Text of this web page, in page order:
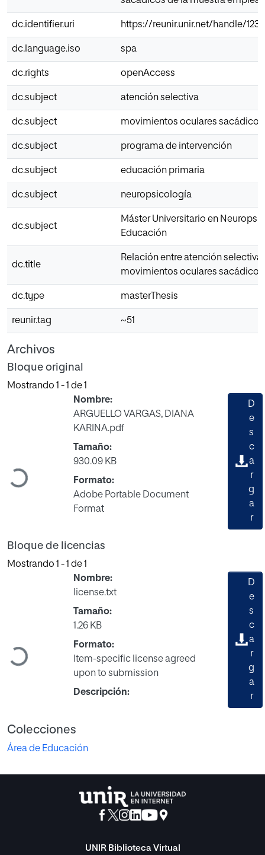
dc.identifier.uri https://reunir.unir.net/handle/
dc.language.iso spa
dc.rights openAccess
dc.subject atención selectiva
dc.subject movimientos oculares sacádicos
dc.subject programa de intervención
dc.subject educación primaria
dc.subject neuropsicología
dc.subject
Máster Universitario en
Educación
dc.title
Relación entre atención selectiva
movimientos oculares sacádicos
dc.type masterThesis
reunir.tag ~51
Archivos
Bloque original
Mostrando 1 - 1 de 1
Cargando...
Nombre:
ARGUELLO VARGAS, DIANA
KARINA.pdf
Tamaño:
930.09 KB
Formato:
Adobe Portable Document
Format
D
e
s
c
a
r
g
a
r
Bloque de licencias
Mostrando 1 - 1 de 1
Cargando...
Nombre:
license.txt
Tamaño:
1.26 KB
Formato:
Item-specific license agreed
upon to submission
Descripción:
D
e
s
c
a
r
g
a
r
Colecciones
Área de Educación
UNIR Biblioteca Virtual